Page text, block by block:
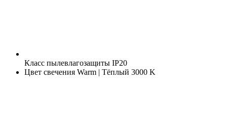
Класс пылевлагозащиты IP20
Цвет свечения Warm | Тёплый 3000 K